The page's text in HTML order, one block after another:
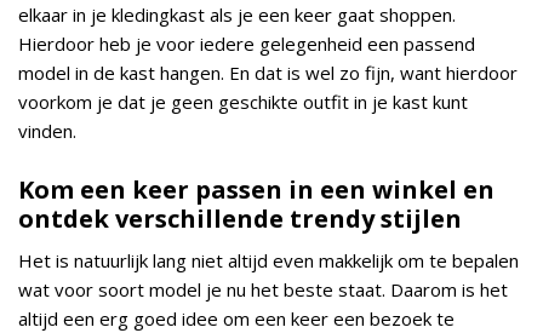
elkaar in je kledingkast als je een keer gaat shoppen.
Hierdoor heb je voor iedere gelegenheid een passend
model in de kast hangen. En dat is wel zo fijn, want hierdoor
voorkom je dat je geen geschikte outfit in je kast kunt
vinden.
Kom een keer passen in een winkel en
ontdek verschillende trendy stijlen
Het is natuurlijk lang niet altijd even makkelijk om te bepalen
wat voor soort model je nu het beste staat. Daarom is het
altijd een erg goed idee om een keer een bezoek te